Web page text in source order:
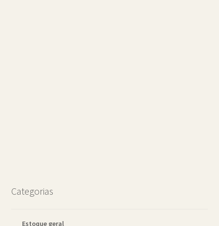
Categorias
Estoque geral